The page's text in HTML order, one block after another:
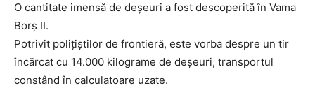
O cantitate imensă de deșeuri a fost descoperită în Vama
Borș II.
Potrivit polițiștilor de frontieră, este vorba despre un tir
încărcat cu 14.000 kilograme de deșeuri, transportul
constând în calculatoare uzate.